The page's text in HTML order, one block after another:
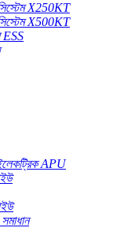
X250KT
X500KT
ESS
APU